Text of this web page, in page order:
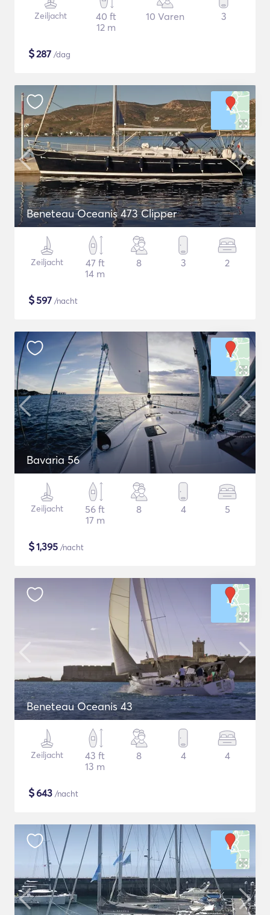
Zeiljacht
40 ft
12 m
10 Varen 3
$287 /dag
Beneteau Oceanis 473 Clipper
Zeiljacht
47 ft
14 m
8 3 2
$597 /nacht
Bavaria 56
Zeiljacht
56 ft
17 m
8 4 5
$1,395 /nacht
Beneteau Oceanis 43
Zeiljacht
43 ft
13 m
8 4 4
$643 /nacht